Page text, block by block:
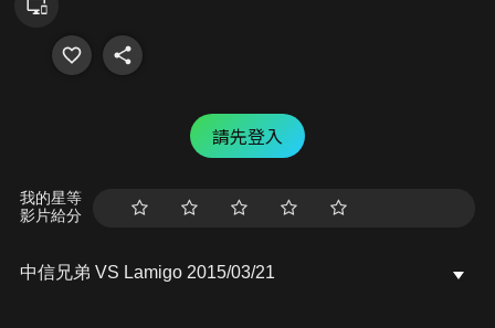
請先登入
我的星等
影片給分
中信兄弟 VS Lamigo 2015/03/21